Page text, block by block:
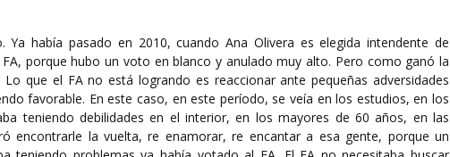
Ya había pasado en 2010, cuando Ana Olivera es elegida intendente de
porque hubo un voto en blanco y anulado muy alto. Pero como ganó la
que el FA no está logrando es reaccionar ante pequeñas adversidades
favorable. En este caso, en este período, se veía en los estudios, en los
teniendo debilidades en el interior, en los mayores de 60 años, en las
encontrarle la vuelta, re enamorar, re encantar a esa gente, porque un